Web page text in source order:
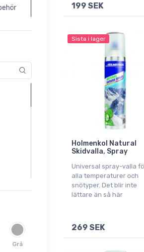
Grå
199 SEK
Sista i lager
Holmenkol Natural
Skidvalla, Spray
Universal spray-valla
alla temperaturer och
snötyper. Det blir inte
lättare än så här
269 SEK